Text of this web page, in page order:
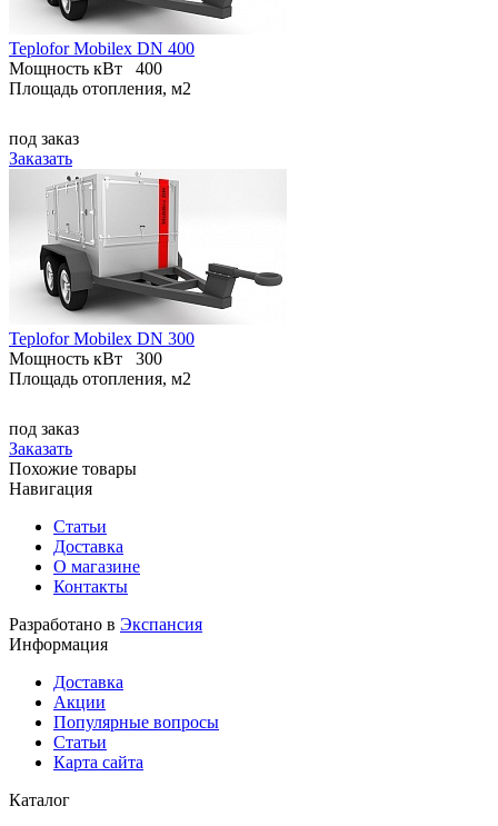
Teplofor Mobilex DN 400
Мощность кВт
400
Площадь отопления, м2
под заказ
Заказать
Teplofor Mobilex DN 300
Мощность кВт
300
Площадь отопления, м2
под заказ
Заказать
Похожие товары
Навигация
Статьи
Доставка
О магазине
Контакты
Разработано в Экспансия
Информация
Доставка
Акции
Популярные вопросы
Статьи
Карта сайта
Каталог